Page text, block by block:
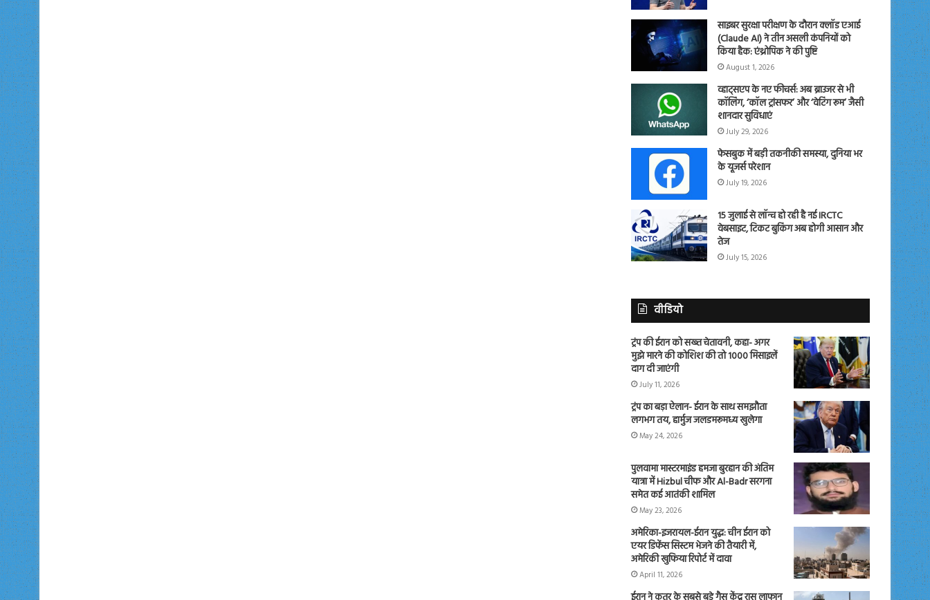
साइबर सुरक्षा परीक्षण के दौरान क्लॉड एआई
(Claude AI) ने तीन असली कंपनियों को
किया हैक: एंथ्रोपिक ने की पुष्टि
August 1, 2026
व्हाट्सएप के नए फीचर्स: अब ब्राउजर से भी
कॉलिंग, ‘कॉल ट्रांसफर’ और ‘वेटिंग रूम’ जैसी
शानदार सुविधाएं
July 29, 2026
फेसबुक में बड़ी तकनीकी समस्या, दुनिया भर
के यूजर्स परेशान
July 19, 2026
15 जुलाई से लॉन्च हो रही है नई IRCTC
वेबसाइट, टिकट बुकिंग अब होगी आसान और
तेज
July 15, 2026
वीडियो
ट्रंप की ईरान को सख्त चेतावनी, कहा- अगर
मुझे मारने की कोशिश की तो 1000 मिसाइलें
दाग दी जाएंगी
July 11, 2026
ट्रंप का बड़ा ऐलान- ईरान के साथ समझौता
लगभग तय, हार्मुज जलडमरूमध्य खुलेगा
May 24, 2026
पुलवामा मास्टरमाइंड हमजा बुरहान की अंतिम
यात्रा में Hizbul चीफ और Al-Badr सरगना
समेत कई आतंकी शामिल
May 23, 2026
अमेरिका-इजरायल-ईरान युद्ध: चीन ईरान को
एयर डिफेंस सिस्टम भेजने की तैयारी में,
अमेरिकी खुफिया रिपोर्ट में दावा
April 11, 2026